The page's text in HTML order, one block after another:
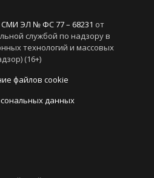
ЭЛ № ФС 77 – 68231 от
службой по надзору в
технологий и массовых
(16+)
файлов cookie
данных